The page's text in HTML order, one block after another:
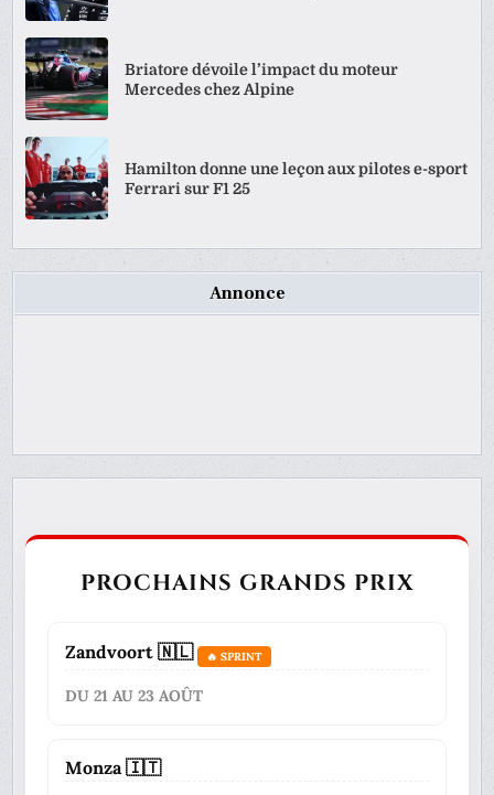
Briatore dévoile l’impact du moteur
Mercedes chez Alpine
Hamilton donne une leçon aux pilotes e-sport
Ferrari sur F1 25
Annonce
PROCHAINS GRANDS PRIX
Zandvoort 🇳🇱 🔥 SPRINT
DU 21 AU 23 AOÛT
Monza 🇮🇹